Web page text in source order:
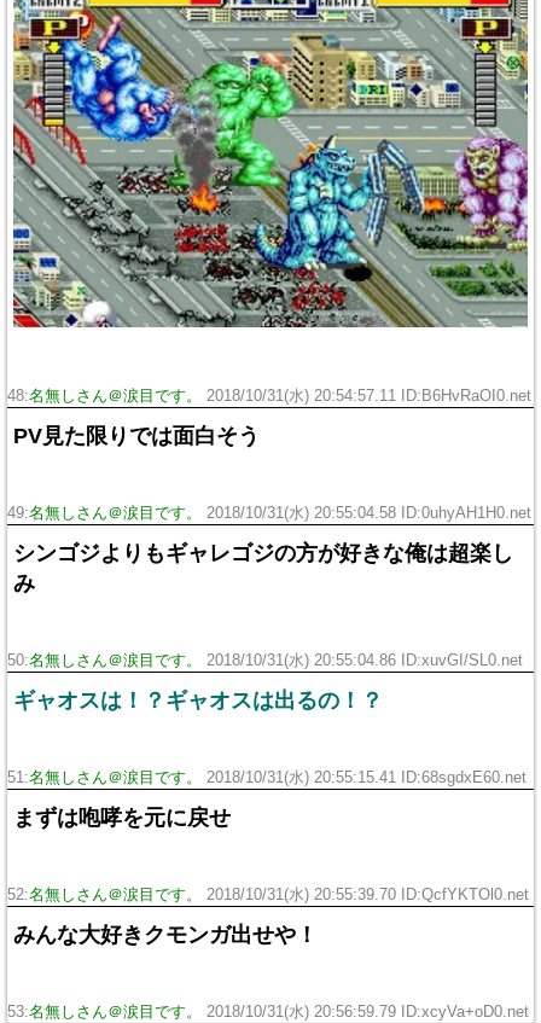
48:名無しさん＠涙目です。 2018/10/31(水) 20:54:57.11 ID:B6HvRaOI0.net
PV見た限りでは面白そう
49:名無しさん＠涙目です。 2018/10/31(水) 20:55:04.58 ID:0uhyAH1H0.net
シンゴジよりもギャレゴジの方が好きな俺は超楽し
み
50:名無しさん＠涙目です。 2018/10/31(水) 20:55:04.86 ID:xuvGI/SL0.net
ギャオスは！？ギャオスは出るの！？
51:名無しさん＠涙目です。 2018/10/31(水) 20:55:15.41 ID:68sgdxE60.net
まずは咆哮を元に戻せ
52:名無しさん＠涙目です。 2018/10/31(水) 20:55:39.70 ID:QcfYKTOl0.net
みんな大好きクモンガ出せや！
53:名無しさん＠涙目です。 2018/10/31(水) 20:56:59.79 ID:xcyVa+oD0.net